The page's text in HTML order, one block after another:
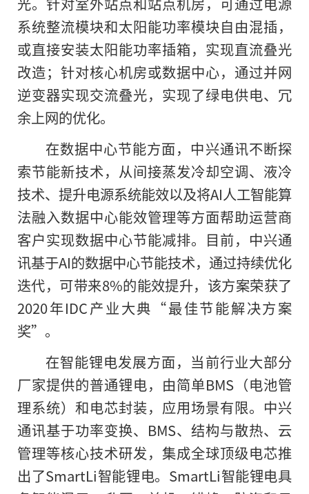
系统整流模块和太阳能功率模块自由混插，
或直接安装太阳能功率插箱，实现直流叠光
改造；针对核心机房或数据中心，通过并网
逆变器实现交流叠光，实现了绿电供电、冗
余上网的优化。
在数据中心节能方面，中兴通讯不断探
索节能新技术，从间接蒸发冷却空调、液冷
技术、提升电源系统能效以及将AI人工智能算
法融入数据中心能效管理等方面帮助运营商
客户实现数据中心节能减排。目前，中兴通
讯基于AI的数据中心节能技术，通过持续优化
迭代，可带来8%的能效提升，该方案荣获了
2020年IDC产业大典“最佳节能解决方案
奖”。
在智能锂电发展方面，当前行业大部分
厂家提供的普通锂电，由简单BMS（电池管
理系统）和电芯封装，应用场景有限。中兴
通讯基于功率变换、BMS、结构与散热、云
管理等核心技术研发，集成全球顶级电芯推
出了SmartLi智能锂电。SmartLi智能锂电具